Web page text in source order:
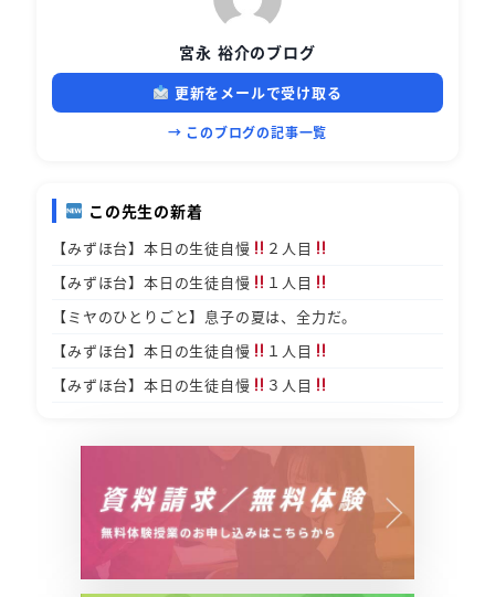
宮永 裕介のブログ
更新をメールで受け取る
→ このブログの記事一覧
この先生の新着
【みずほ台】本日の生徒自慢
２人目
【みずほ台】本日の生徒自慢
１人目
【ミヤのひとりごと】息子の夏は、全力だ。
【みずほ台】本日の生徒自慢
１人目
【みずほ台】本日の生徒自慢
３人目